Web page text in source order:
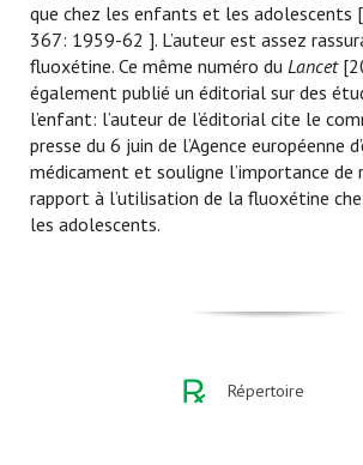
que chez les enfants et les adolescents [
367: 1959-62 ]. L’auteur est assez
fluoxétine. Ce même numéro du Lancet
également publié un éditorial sur des
l’enfant: l’auteur de l’éditorial cite le
presse du 6 juin de l’Agence européenne
médicament et souligne l’importance de
rapport à l’utilisation de la fluoxétine
les adolescents.
Répertoire